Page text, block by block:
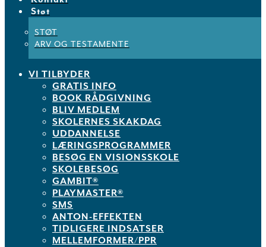
Støt
STØT
ARV OG TESTAMENTE
VI TILBYDER
GRATIS INFO
BOOK RÅDGIVNING
BLIV MEDLEM
SKOLERNES SKAKDAG
UDDANNELSE
LÆRINGSPROGRAMMER
BESØG EN VISIONSSKOLE
SKOLEBESØG
GAMBIT®
PLAYMASTER®
SMS
ANTON-EFFEKTEN
TIDLIGERE INDSATSER
MELLEMFORMER/PPR